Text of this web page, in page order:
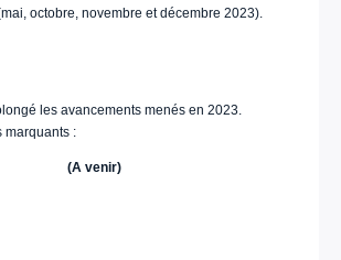
octobre, novembre et décembre 2023).
les avancements menés en 2023.
marquants :
(A venir)